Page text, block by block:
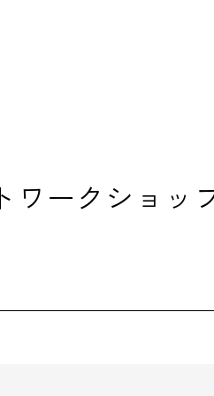
ワークショッ